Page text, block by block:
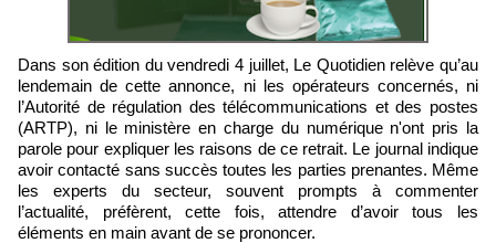
Dans son édition du vendredi 4 juillet, Le Quotidien relève qu’au
lendemain de cette annonce, ni les opérateurs concernés, ni
l’Autorité de régulation des télécommunications et des postes
(ARTP), ni le ministère en charge du numérique n'ont pris la
parole pour expliquer les raisons de ce retrait. Le journal indique
avoir contacté sans succès toutes les parties prenantes. Même
les experts du secteur, souvent prompts à commenter
l’actualité, préfèrent, cette fois, attendre d’avoir tous les
éléments en main avant de se prononcer.